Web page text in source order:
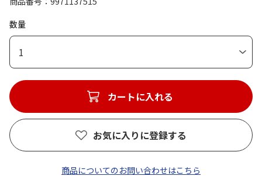
数量
1
カートに入れる
お気に入りに登録する
商品についてのお問い合わせはこちら